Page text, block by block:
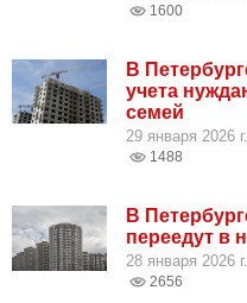
1600
В
учета
семей
29 января 2026
1488
В
переедут в
28 января 2026
2656